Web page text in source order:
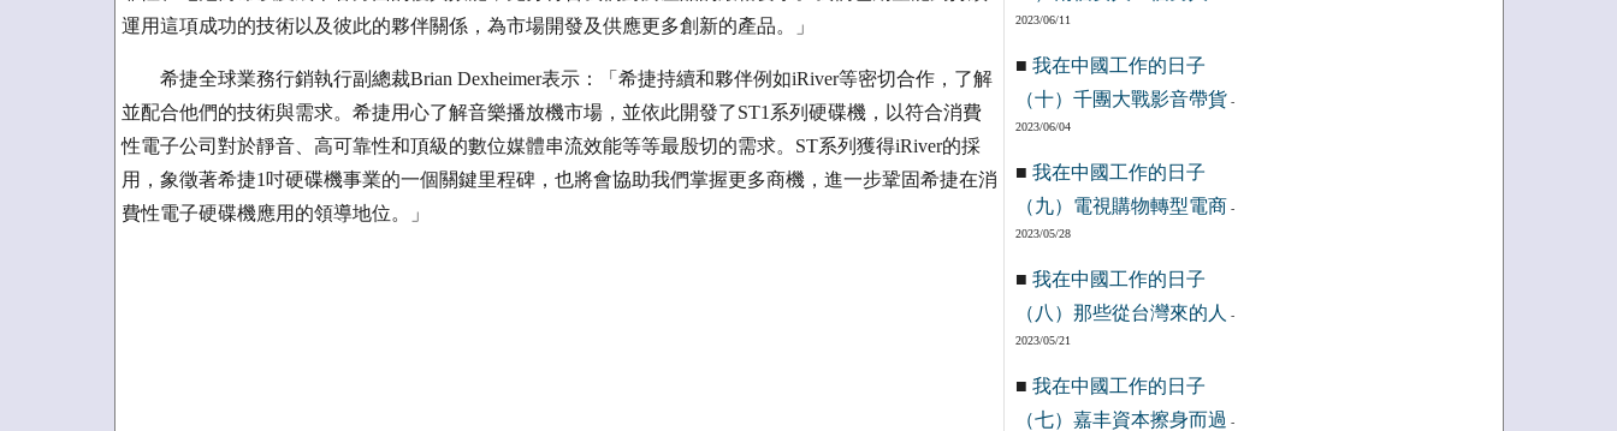
運用這項成功的技術以及彼此的夥伴關係，為市場開發及供應更多創新的產品。」
希捷全球業務行銷執行副總裁Brian Dexheimer表示：「希捷持續和夥伴例如iRiver等密切合作，了解
並配合他們的技術與需求。希捷用心了解音樂播放機市場，並依此開發了ST1系列硬碟機，以符合消費
性電子公司對於靜音、高可靠性和頂級的數位媒體串流效能等等最殷切的需求。ST系列獲得iRiver的採
用，象徵著希捷1吋硬碟機事業的一個關鍵里程碑，也將會協助我們掌握更多商機，進一步鞏固希捷在消
費性電子硬碟機應用的領導地位。」
2023/06/11
■ 我在中國工作的日子
（十）千團大戰影音帶貨 -
2023/06/04
■ 我在中國工作的日子
（九）電視購物轉型電商 -
2023/05/28
■ 我在中國工作的日子
（八）那些從台灣來的人
-
2023/05/21
■ 我在中國工作的日子
（七）嘉丰資本擦身而過 -